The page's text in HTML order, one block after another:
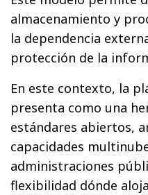
almacenamiento y
la dependencia
protección de la
En este contexto, la
presenta como una
estándares abiertos,
capacidades
administraciones
flexibilidad dónde